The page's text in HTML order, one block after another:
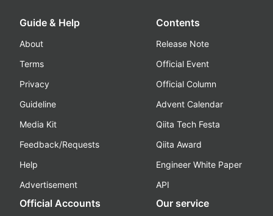
Guide & Help
About
Terms
Privacy
Guideline
Media Kit
Feedback/Requests
Help
Advertisement
Contents
Release Note
Official Event
Official Column
Advent Calendar
Qiita Tech Festa
Qiita Award
Engineer White Paper
API
Official Accounts Our service